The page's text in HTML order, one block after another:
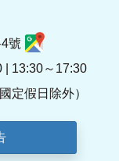
號
| 13:30～17:30
定假日除外）